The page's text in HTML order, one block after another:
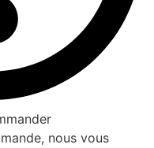
nous vous